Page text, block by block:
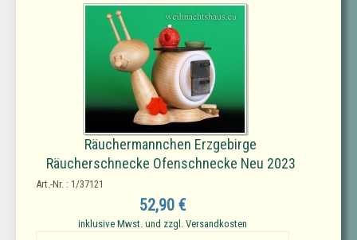
Räuchermannchen Erzgebirge
Räucherschnecke Ofenschnecke Neu 2023
Art.-Nr. : 1/37121
52,90 €
inklusive Mwst. und zzgl. Versandkosten